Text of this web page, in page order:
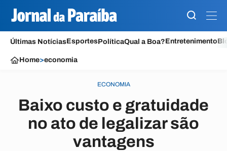
Últimas NotíciasEsportesPolíticaQual a Boa?Entretenimento
Home>economia
ECONOMIA
Baixo custo e gratuidade
no ato de legalizar são
vantagens